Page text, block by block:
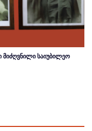
მიძღვნილი საიუბილეო